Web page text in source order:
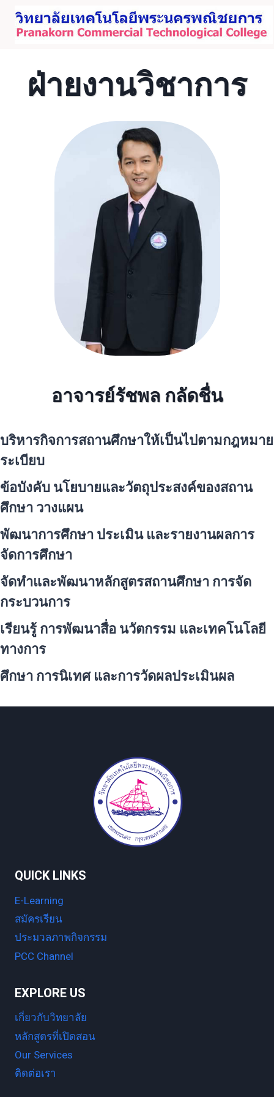
Skip
content
ฝ่ายงานวิชาการ
อาจารย์รัชพล กลัดชื่น
บริหารกิจการสถานศึกษาให้เป็นไปตามกฎหมาย
ระเบียบ
ข้อบังคับ นโยบายและวัตถุประสงค์ของสถาน
ศึกษา วางแผน
พัฒนาการศึกษา ประเมิน และรายงานผลการ
จัดการศึกษา
จัดทำและพัฒนาหลักสูตรสถานศึกษา การจัด
กระบวนการ
เรียนรู้ การพัฒนาสื่อ นวัตกรรม และเทคโนโลยี
ทางการ
ศึกษา การนิเทศ และการวัดผลประเมินผล
QUICK LINKS
E-Learning
สมัครเรียน
ประมวลภาพกิจกรรม
PCC Channel
EXPLORE US
เกี่ยวกับวิทยาลัย
หลักสูตรที่เปิดสอน
Our Services
ติดต่อเรา